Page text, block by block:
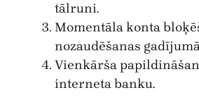
tālruni.
Momentāla konta
nozaudēšanas
Vienkārša
interneta banku.